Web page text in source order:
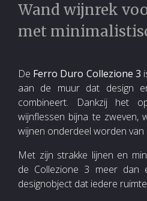
Wand wijnrek
met
De Ferro Duro Collezione 3
aan de muur dat design
combineert. Dankzij het
wijnflessen bijna te zweven,
wijnen onderdeel worden van
Met zijn strakke lijnen en
de Collezione 3 meer dan
designobject dat iedere